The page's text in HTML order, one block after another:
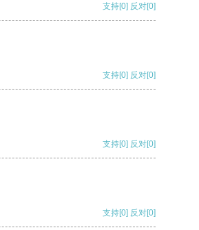
支持[0] 反对[0]
支持[0] 反对[0]
支持[0] 反对[0]
支持[0] 反对[0]